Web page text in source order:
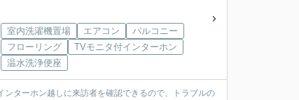
室内洗濯機置場 エアコン
バルコニー
フローリング
TVモニタ付インターホン
温水洗浄便座
ターホン越しに来訪者を確認できるので、トラブルの